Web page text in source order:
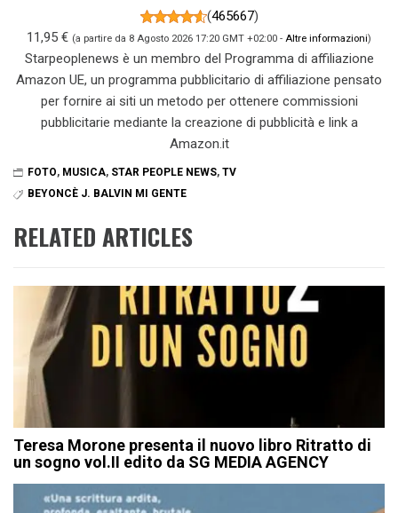
(465667)
11,95 € (a partire da 8 Agosto 2026 17:20 GMT +02:00 - Altre informazioni)
Starpeoplenews è un membro del Programma di affiliazione
Amazon UE, un programma pubblicitario di affiliazione pensato
per fornire ai siti un metodo per ottenere commissioni
pubblicitarie mediante la creazione di pubblicità e link a
Amazon.it
FOTO, MUSICA, STAR PEOPLE NEWS, TV
BEYONCÈ J. BALVIN MI GENTE
RELATED ARTICLES
Teresa Morone presenta il nuovo libro Ritratto di
un sogno vol.II edito da SG MEDIA AGENCY